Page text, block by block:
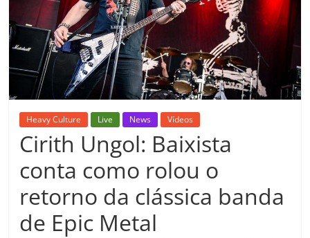
Heavy Culture Live News Vídeos
Cirith Ungol: Baixista
conta como rolou o
retorno da clássica banda
de Epic Metal